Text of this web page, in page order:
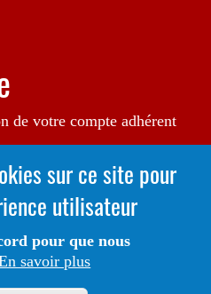
de votre compte adhérent
Raphaëlle Michaud
- LOGIQ Systèmes. Tous
des données
sur ce site pour
utilisateur
pour que nous
savoir plus